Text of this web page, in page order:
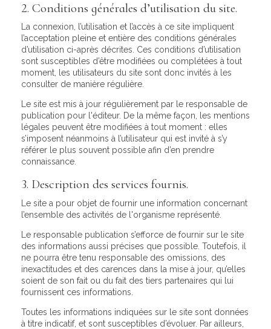
2. Conditions générales d’utilisation du site.
La connexion, l’utilisation et l’accès à ce site impliquent
l’acceptation pleine et entière des conditions générales
d’utilisation ci-après décrites. Ces conditions d’utilisation
sont susceptibles d’être modifiées ou complétées à tout
moment, les utilisateurs du site sont donc invités à les
consulter de manière régulière.
Le site est mis à jour régulièrement par le responsable de
publication pour l'éditeur. De la même façon, les mentions
légales peuvent être modifiées à tout moment : elles
s’imposent néanmoins à l’utilisateur qui est invité à s’y
référer le plus souvent possible afin d’en prendre
connaissance.
3. Description des services fournis.
Le site a pour objet de fournir une information concernant
l’ensemble des activités de l'organisme représenté.
Le responsable publication s’efforce de fournir sur le site
des informations aussi précises que possible. Toutefois, il
ne pourra être tenu responsable des omissions, des
inexactitudes et des carences dans la mise à jour, qu’elles
soient de son fait ou du fait des tiers partenaires qui lui
fournissent ces informations.
Toutes les informations indiquées sur le site sont données
à titre indicatif, et sont susceptibles d’évoluer. Par ailleurs,